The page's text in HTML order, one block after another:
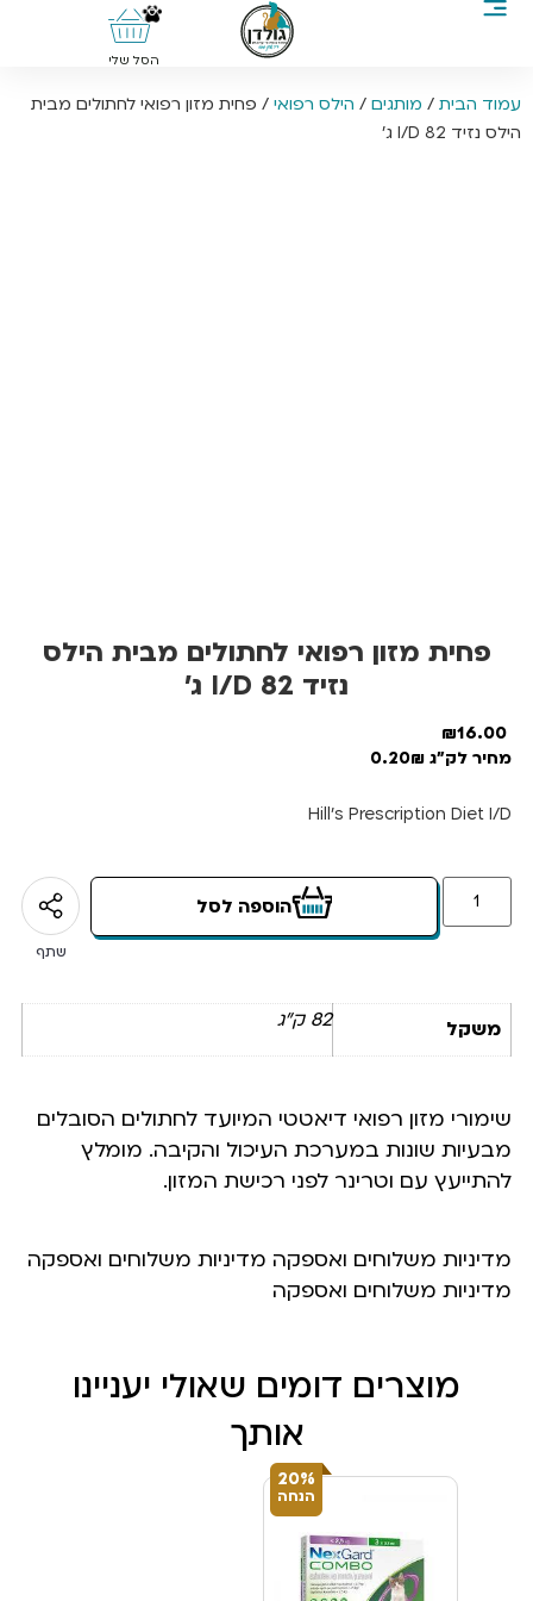
0
הסל שלי
עמוד הבית / מותגים / הילס רפואי / פחית מזון רפואי לחתולים מבית
הילס נזיד I/D 82 ג’
פחית מזון רפואי לחתולים מבית הילס
נזיד I/D 82 ג’
16.00
₪
מחיר לק"ג 0.20₪
Hill’s Prescription Diet I/D
הוספה לסל
שתף
משקל 82 ק"ג
שימורי מזון רפואי דיאטטי המיועד לחתולים הסובלים
מבעיות שונות במערכת העיכול והקיבה. מומלץ
להתייעץ עם וטרינר לפני רכישת המזון.
מדיניות משלוחים ואספקה מדיניות משלוחים ואספקה
מדיניות משלוחים ואספקה
מוצרים דומים שאולי יעניינו
אותך
20%
הנחה